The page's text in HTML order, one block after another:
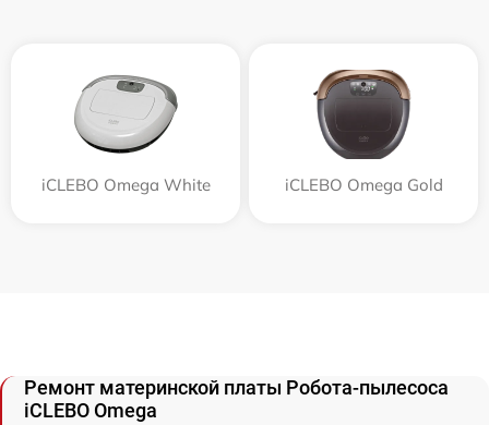
iCLEBO Omega White iCLEBO Omega Gold
Ремонт материнской платы Робота-пылесоса
iCLEBO Omega